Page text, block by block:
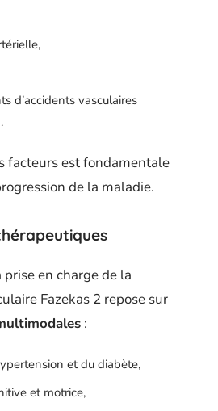
d’accidents vasculaires
facteurs est fondamentale
de la maladie.
en charge de la
Fazekas 2 repose sur
:
et du diabète,
et motrice,